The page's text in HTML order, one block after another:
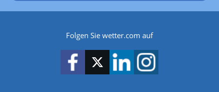
Folgen Sie wetter.com auf